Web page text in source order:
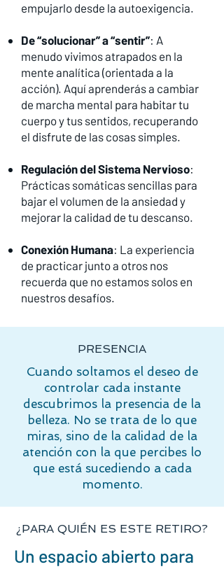
empujarlo desde la autoexigencia.
De “solucionar” a “sentir”: A
menudo vivimos atrapados en la
mente analítica (orientada a la
acción). Aquí aprenderás a cambiar
de marcha mental para habitar tu
cuerpo y tus sentidos, recuperando
el disfrute de las cosas simples.
Regulación del Sistema Nervioso:
Prácticas somáticas sencillas para
bajar el volumen de la ansiedad y
mejorar la calidad de tu descanso.
Conexión Humana: La experiencia
de practicar junto a otros nos
recuerda que no estamos solos en
nuestros desafíos.
PRESENCIA
Cuando soltamos el deseo de
controlar cada instante
descubrimos la presencia de la
belleza. No se trata de lo que
miras, sino de la calidad de la
atención con la que percibes lo
que está sucediendo a cada
momento.
¿PARA QUIÉN ES ESTE RETIRO?
Un espacio abierto para